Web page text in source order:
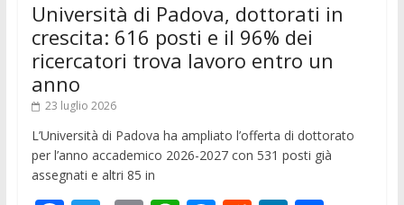
Università di Padova, dottorati in
crescita: 616 posti e il 96% dei
ricercatori trova lavoro entro un
anno
23 luglio 2026
L’Università di Padova ha ampliato l’offerta di dottorato
per l’anno accademico 2026-2027 con 531 posti già
assegnati e altri 85 in